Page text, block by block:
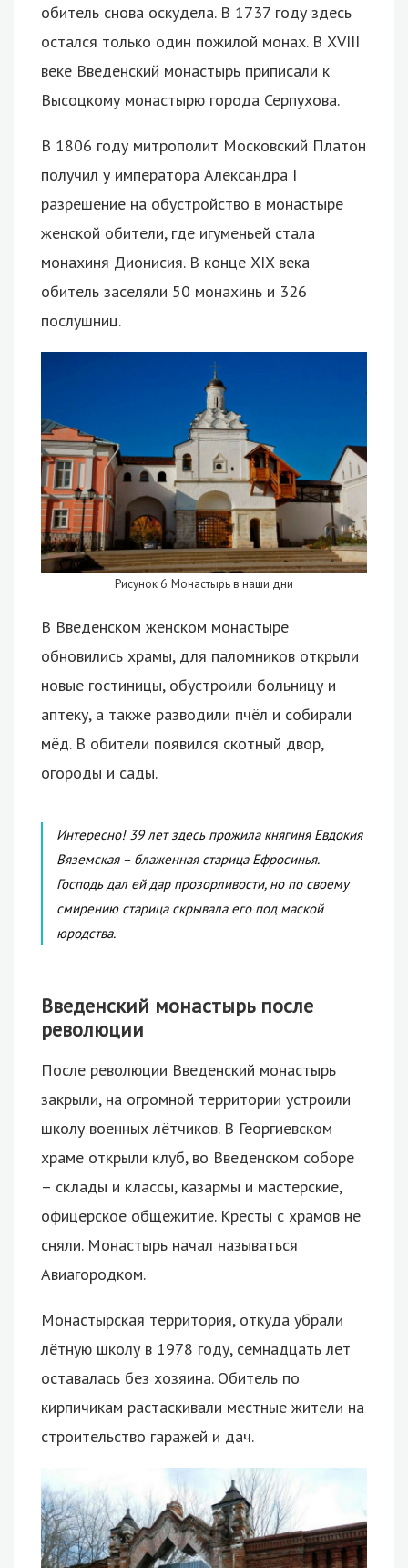
обитель снова оскудела. В 1737 году здесь
остался только один пожилой монах. В XVIII
веке Введенский монастырь приписали к
Высоцкому монастырю города Серпухова.
В 1806 году митрополит Московский Платон
получил у императора Александра I
разрешение на обустройство в монастыре
женской обители, где игуменьей стала
монахиня Дионисия. В конце XIX века
обитель заселяли 50 монахинь и 326
послушниц.
Рисунок 6. Монастырь в наши дни
В Введенском женском монастыре
обновились храмы, для паломников открыли
новые гостиницы, обустроили больницу и
аптеку, а также разводили пчёл и собирали
мёд. В обители появился скотный двор,
огороды и сады.
Интересно! 39 лет здесь прожила княгиня Евдокия
Вяземская – блаженная старица Ефросинья.
Господь дал ей дар прозорливости, но по своему
смирению старица скрывала его под маской
юродства.
Введенский монастырь после
революции
После революции Введенский монастырь
закрыли, на огромной территории устроили
школу военных лётчиков. В Георгиевском
храме открыли клуб, во Введенском соборе
– склады и классы, казармы и мастерские,
офицерское общежитие. Кресты с храмов не
сняли. Монастырь начал называться
Авиагородком.
Монастырская территория, откуда убрали
лётную школу в 1978 году, семнадцать лет
оставалась без хозяина. Обитель по
кирпичикам растаскивали местные жители на
строительство гаражей и дач.